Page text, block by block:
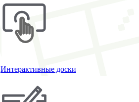
Интерактивные доски